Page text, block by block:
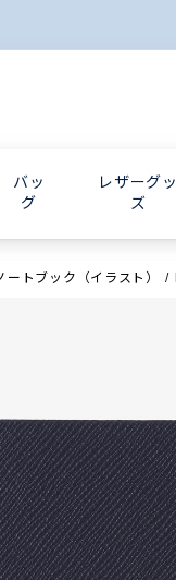
バッ
グ
レザーグッ
ズ
ートブック（イラスト）